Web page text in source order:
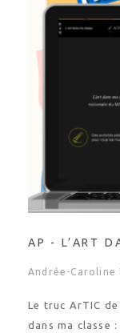
AP - L’ART
Andrée-Caroline
Le truc ArTIC
dans ma classe :